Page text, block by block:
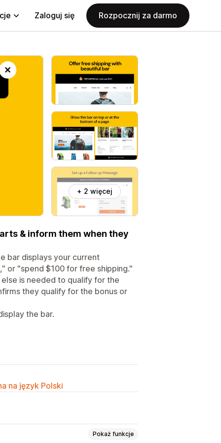
Zaloguj się Rozpocznij za darmo
+ 2 więcej
& inform them when they
bar displays your current
or "spend $100 for free shipping."
is needed to qualify for the
they qualify for the bonus or
the bar.
na język Polski
Pokaż funkcje